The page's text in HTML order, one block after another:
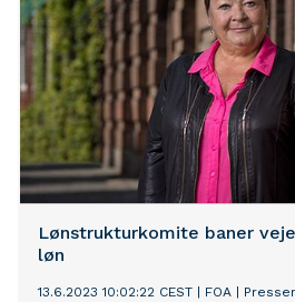
Lønstrukturkomite baner
løn
13.6.2023 10:02:22 CEST FOA